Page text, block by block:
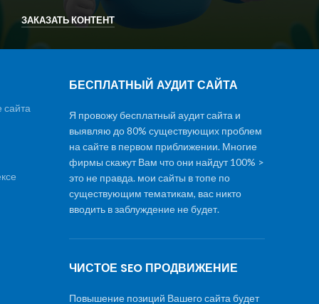
ЗАКАЗАТЬ КОНТЕНТ
БЕСПЛАТНЫЙ АУДИТ САЙТА
Я провожу бесплатный аудит сайта и
выявляю до 80% существующих проблем
на сайте в первом приближении. Многие
фирмы скажут Вам что они найдут 100% >
это не правда. мои сайты в топе по
существующим тематикам, вас никто
вводить в заблуждение не будет.
ЧИСТОЕ SEO ПРОДВИЖЕНИЕ
Повышение позиций Вашего сайта будет